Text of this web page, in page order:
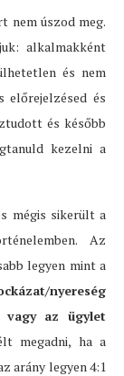
nem úszod meg.
alkalmakként
és nem
előrejelzésed és
és később
kezelni a
mégis sikerült a
Az
legyen mint a
nyereség
az ügylet
megadni, ha a
arány legyen 4:1